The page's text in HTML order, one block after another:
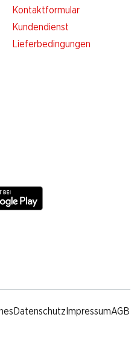
Kontaktformular
Kundendienst
Lieferbedingungen
Datenschutz ImpressumAGB